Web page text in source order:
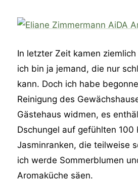
In letzter Zeit kamen
ich bin ja jemand, die nur
kann. Doch ich habe
Reinigung des
Gästehaus widmen, es
Dschungel auf gefühlten 100
Jasminranken, die teilweise
ich werde Sommerblumen
Aromaküche säen.